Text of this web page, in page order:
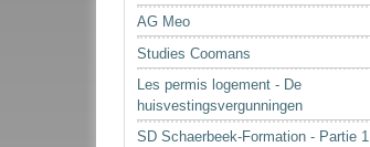
AG Meo
Studies Coomans
Les permis logement - De
huisvestingsvergunningen
SD Schaerbeek-Formation - Partie 1